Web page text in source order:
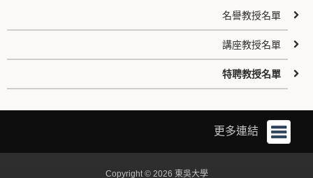
名譽教授名單
講座教授名單
特聘教授名單
更多連結
Copyright © 2026 東吳大學